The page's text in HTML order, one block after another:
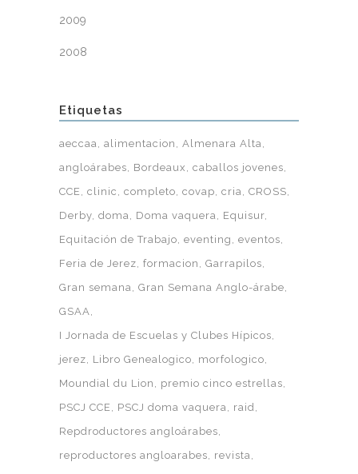
2009
2008
Etiquetas
aeccaa alimentacion
Almenara Alta
angloárabes
Bordeaux
caballos jovenes
CCE clinic completo covap cria CROSS
Derby doma Doma vaquera
Equisur
Equitación de Trabajo eventing
eventos
Feria de Jerez formacion
Garrapilos
Gran semana Gran Semana Anglo-árabe
GSAA
I Jornada de Escuelas y Clubes Hípicos
jerez
Libro Genealogico
morfologico
Moundial du Lion
premio cinco estrellas
PSCJ CCE
PSCJ doma vaquera
raid
Repdroductores angloárabes
reproductores angloarabes
revista